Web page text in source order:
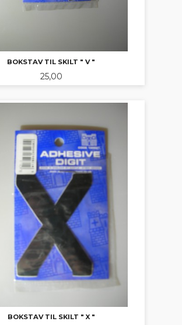
BOKSTAV TIL SKILT " V "
Pris
25,00
BOKSTAV TIL SKILT " X "